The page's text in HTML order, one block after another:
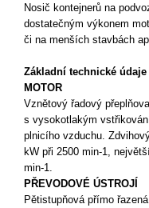
Nosič kontejnerů na
dostatečným výkonem
či na menších stavbách
Základní technické údaje
MOTOR
Vznětový řadový
s vysokotlakým
plnicího vzduchu.
kW při 2500 min-1,
min-1.
PŘEVODOVÉ ÚSTROJÍ
Pětistupňová přímo